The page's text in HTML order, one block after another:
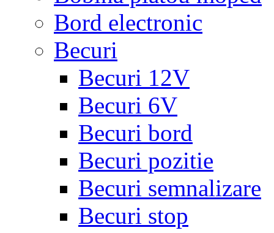
Bord electronic
Becuri
Becuri 12V
Becuri 6V
Becuri bord
Becuri pozitie
Becuri semnalizare
Becuri stop